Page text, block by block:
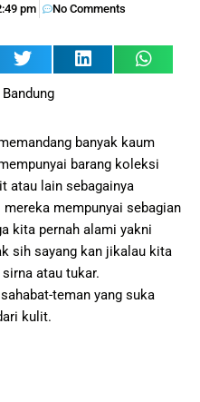
pm No Comments
banyak kaum
barang koleksi
atau lain sebagainya
mempunyai sebagian
kita pernah alami yakni
sih sayang kan jikalau kita
atau tukar.
teman yang suka
kulit.